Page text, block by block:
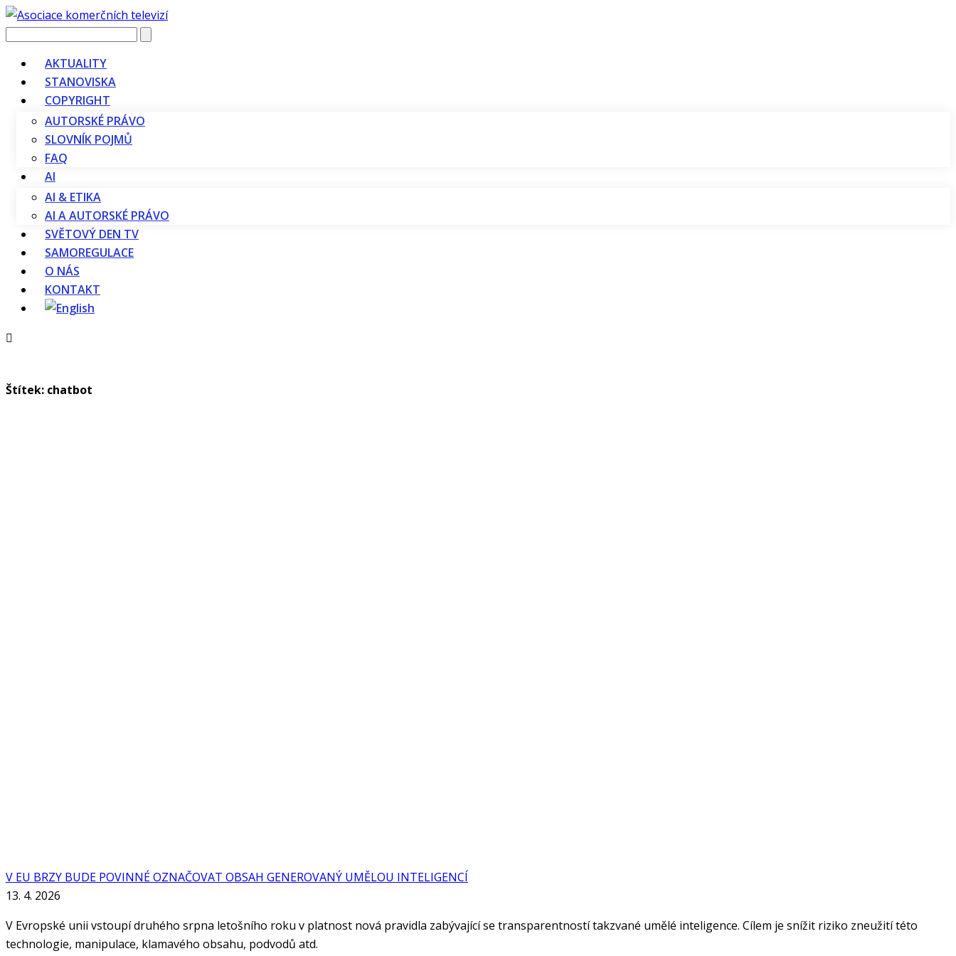
Vyhledávání
AKTUALITY
STANOVISKA
COPYRIGHT
AUTORSKÉ PRÁVO
SLOVNÍK POJMŮ
FAQ
AI
AI & ETIKA
AI A AUTORSKÉ PRÁVO
SVĚTOVÝ DEN TV
SAMOREGULACE
O NÁS
KONTAKT
Štítek: chatbot
V EU BRZY BUDE POVINNÉ OZNAČOVAT OBSAH GENEROVANÝ UMĚLOU INTELIGENCÍ
13. 4. 2026
V Evropské unii vstoupí druhého srpna letošního roku v platnost nová pravidla zabývající se transparentností takzvané umělé inteligence. Cílem je snížit riziko zneužití této
technologie, manipulace, klamavého obsahu, podvodů atd.